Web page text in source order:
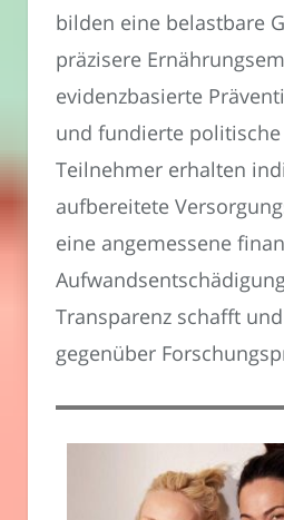
bilden eine belastbare
präzisere
evidenzbasierte
und fundierte
Teilnehmer erhalten
aufbereitete
eine angemessene
Transparenz schafft
gegenüber